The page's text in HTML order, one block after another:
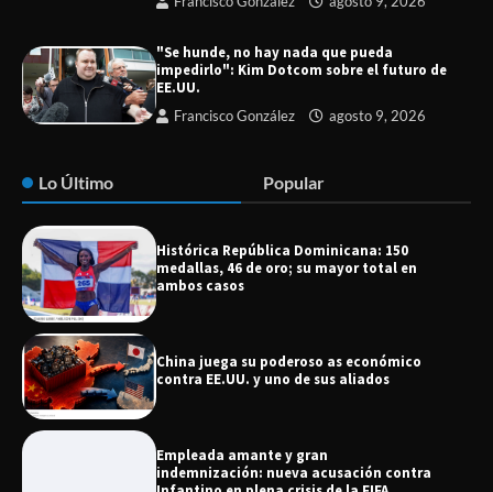
"Se hunde, no hay nada que pueda
impedirlo": Kim Dotcom sobre el futuro de
EE.UU.
Francisco González agosto 9, 2026
Lo Último Popular
Histórica República Dominicana: 150
medallas, 46 de oro; su mayor total en
ambos casos
China juega su poderoso as económico
contra EE.UU. y uno de sus aliados
Empleada amante y gran
indemnización: nueva acusación contra